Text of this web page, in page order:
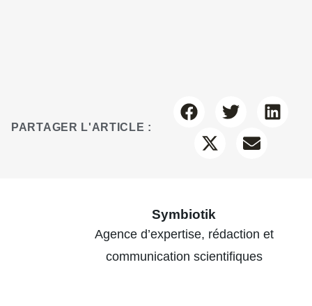
PARTAGER L'ARTICLE :
Symbiotik
Agence d’expertise, rédaction et
communication scientifiques